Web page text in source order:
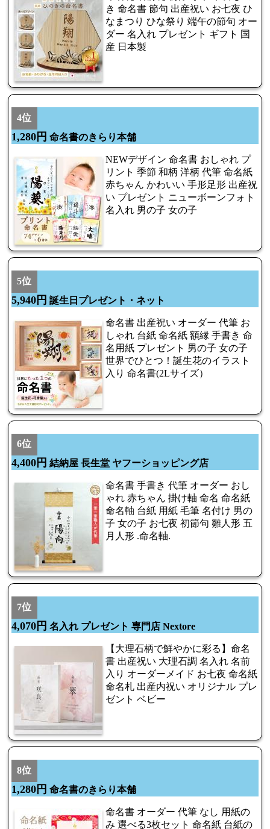
き 命名書 節句 出産祝い お七夜 ひ
なまつり ひな祭り 端午の節句 オー
ダー 名入れ プレゼント ギフト 国
産 日本製
4位
1,280円 命名書のきらり本舗
NEWデザイン 命名書 おしゃれ プ
リント 季節 和柄 洋柄 代筆 命名紙
赤ちゃん かわいい 手形足形 出産祝
い プレゼント ニューボーンフォト
名入れ 男の子 女の子
5位
5,940円 誕生日プレゼント・ネット
命名書 出産祝い オーダー 代筆 お
しゃれ 台紙 命名紙 額縁 手書き 命
名用紙 プレゼント 男の子 女の子
世界でひとつ！誕生花のイラスト
入り 命名書(2Lサイズ）
6位
4,400円 結納屋 長生堂 ヤフーショッピング店
命名書 手書き 代筆 オーダー おし
ゃれ 赤ちゃん 掛け軸 命名 命名紙
命名軸 台紙 用紙 毛筆 名付け 男の
子 女の子 お七夜 初節句 雛人形 五
月人形 .命名軸.
7位
4,070円 名入れ プレゼント 専門店 Nextore
【大理石柄で鮮やかに彩る】命名
書 出産祝い 大理石調 名入れ 名前
入り オーダーメイド お七夜 命名紙
命名札 出産内祝い オリジナル プレ
ゼント ベビー
8位
1,280円 命名書のきらり本舗
命名書 オーダー 代筆 なし 用紙の
み 選べる3枚セット 命名紙 台紙の